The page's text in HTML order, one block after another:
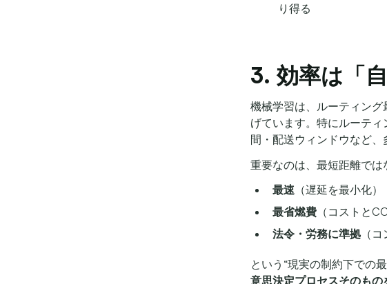
り得る
3. 効率は「
機械学習は、ルーティン
げています。特にルーテ
間・配送ウィンドウなど、
重要なのは、最短距離では
最速 （遅延を最小化）
最省燃費（コストと
法令・労務に準拠（コ
という“現実の制約下での
意思決定プロセスそのもの